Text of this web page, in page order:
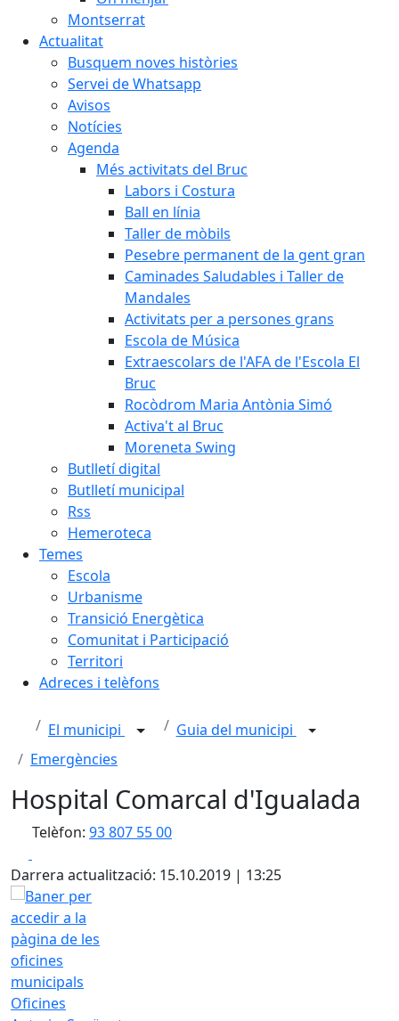
Montserrat
Actualitat
Busquem noves històries
Servei de Whatsapp
Avisos
Notícies
Agenda
Més activitats del Bruc
Labors i Costura
Ball en línia
Taller de mòbils
Pesebre permanent de la gent gran
Caminades Saludables i Taller de
Mandales
Activitats per a persones grans
Escola de Música
Extraescolars de l'AFA de l'Escola El
Bruc
Rocòdrom Maria Antònia Simó
Activa't al Bruc
Moreneta Swing
Butlletí digital
Butlletí municipal
Rss
Hemeroteca
Temes
Escola
Urbanisme
Transició Energètica
Comunitat i Participació
Territori
Adreces i telèfons
El municipi
Guia del municipi
Emergències
Hospital Comarcal d'Igualada
Telèfon: 93 807 55 00
Darrera actualització: 15.10.2019 | 13:25
Oficines